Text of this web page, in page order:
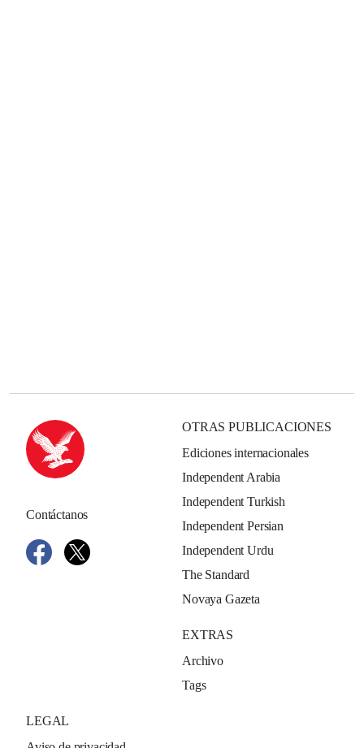
Contáctanos
OTRAS PUBLICACIONES
Ediciones internacionales
Independent Arabia
Independent Turkish
Independent Persian
Independent Urdu
The Standard
Novaya Gazeta
EXTRAS
Archivo
Tags
LEGAL